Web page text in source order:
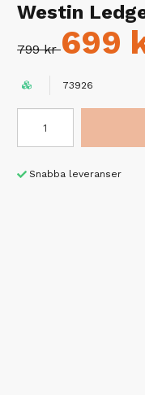
Westin
799 kr699
73926
Snabba leveranser